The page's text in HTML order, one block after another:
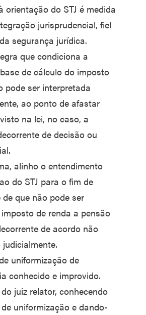
orientação do STJ é medida
jurisprudencial, fiel
segurança jurídica.
que condiciona a
de cálculo do imposto
pode ser interpretada
ao ponto de afastar
na lei, no caso, a
de decisão ou
alinho o entendimento
do STJ para o fim de
que não pode ser
de renda a pensão
de acordo não
uniformização de
conhecido e improvido.
juiz relator, conhecendo
uniformização e dando-